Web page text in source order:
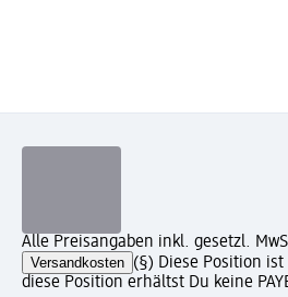
Alle Preisangaben inkl. gesetzl.
Versandkosten (§) Diese Position
diese Position erhältst Du keine